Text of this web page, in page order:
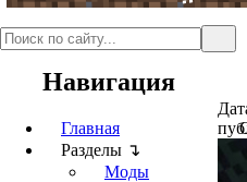
Навигация
Главная
Разделы ↴
Моды